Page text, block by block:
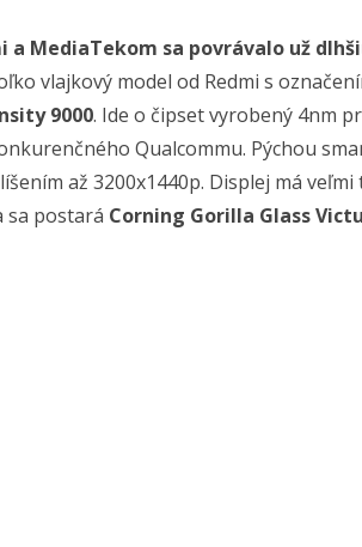
a MediaTekom sa povrávalo už
vlajkový model od Redmi s
9000. Ide o čipset vyrobený 4nm
Qualcommu. Pýchou
až 3200x1440p. Displej má
sa postará Corning Gorilla Glass